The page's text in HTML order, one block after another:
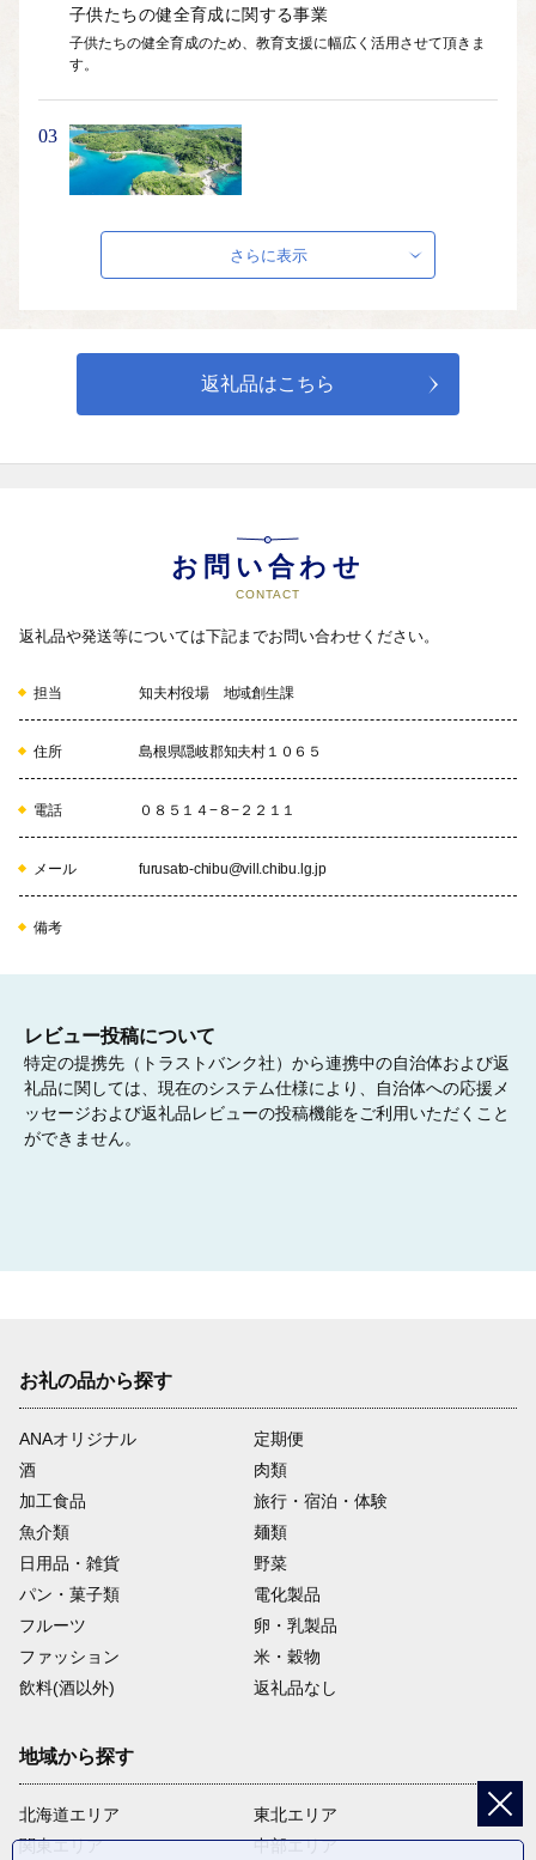
子供たちの健全育成に関する事業
子供たちの健全育成のため、教育支援に幅広く活用させて頂きま
す。
03
環境の保全・再生に関する事業
大山隠岐国立公園・ユネスコ世界ジオパークに指定される知夫村
さらに表示
返礼品はこちら
お問い合わせ
CONTACT
返礼品や発送等については下記までお問い合わせください。
担当 知夫村役場 地域創生課
住所 島根県隠岐郡知夫村１０６５
電話 ０８５１４−８−２２１１
メール furusato-chibu@vill.chibu.lg.jp
備考
レビュー投稿について
特定の提携先（トラストバンク社）から連携中の自治体および返
礼品に関しては、現在のシステム仕様により、自治体への応援メ
ッセージおよび返礼品レビューの投稿機能をご利用いただくこと
ができません。
お礼の品から探す
ANAオリジナル
定期便
酒
肉類
加工食品
旅行・宿泊・体験
魚介類
麺類
日用品・雑貨
野菜
パン・菓子類
電化製品
フルーツ
卵・乳製品
ファッション
米・穀物
飲料(酒以外)
返礼品なし
地域から探す
北海道エリア
関東エリア
東北エリア
中部エリア